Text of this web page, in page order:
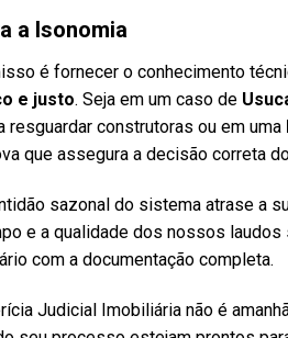
a Isonomia
é fornecer o conhecimento
e justo. Seja em um caso de
resguardar construtoras ou em uma
que assegura a decisão correta
sazonal do sistema atrase a
e a qualidade dos nossos
com a documentação completa.
Judicial Imobiliária não é